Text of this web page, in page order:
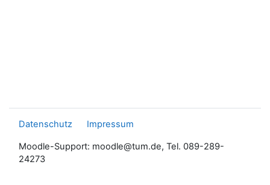
Datenschutz Impressum
Moodle-Support: moodle@tum.de, Tel. 089-289-
24273